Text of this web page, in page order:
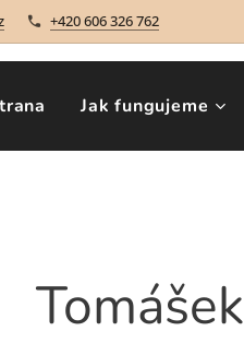
+420 606 326 762
Jak fungujeme
Tomášek